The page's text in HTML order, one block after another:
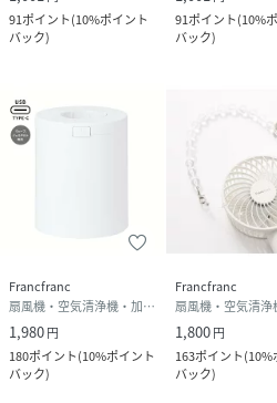
91ポイント(10%ポイント
バック)
91ポイント(10%
バック)
Francfranc
扇風機・空気清浄機・加湿器
1,980円
180ポイント(10%ポイント
バック)
Francfranc
1,800円
163ポイント(10%
バック)